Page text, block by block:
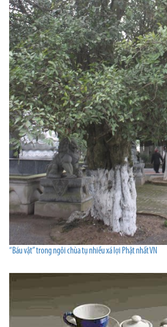
“Báu vật” trong ngôi chùa tụ nhiều xá lợi Phật nhất VN